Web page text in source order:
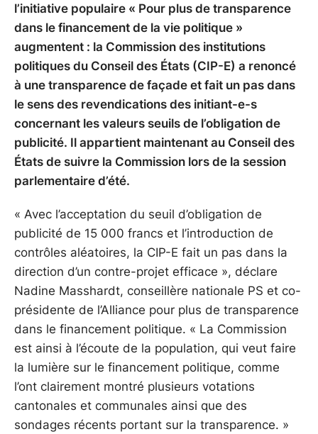
l’initiative populaire « Pour plus de transparence
dans le financement de la vie politique »
augmentent : la Commission des institutions
politiques du Conseil des États (CIP-E) a renoncé
à une transparence de façade et fait un pas dans
le sens des revendications des initiant-e-s
concernant les valeurs seuils de l’obligation de
publicité. Il appartient maintenant au Conseil des
États de suivre la Commission lors de la session
parlementaire d’été.
« Avec l’acceptation du seuil d’obligation de
publicité de 15 000 francs et l’introduction de
contrôles aléatoires, la CIP-E fait un pas dans la
direction d’un contre-projet efficace », déclare
Nadine Masshardt, conseillère nationale PS et co-
présidente de l’Alliance pour plus de transparence
dans le financement politique. « La Commission
est ainsi à l’écoute de la population, qui veut faire
la lumière sur le financement politique, comme
l’ont clairement montré plusieurs votations
cantonales et communales ainsi que des
sondages récents portant sur la transparence. »